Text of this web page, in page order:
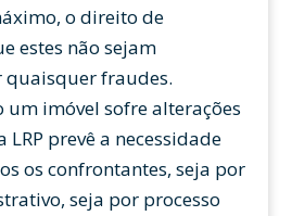
o direito de
estes não sejam
fraudes.
um imóvel sofre alterações
LRP prevê a necessidade
os confrontantes, seja por
seja por processo